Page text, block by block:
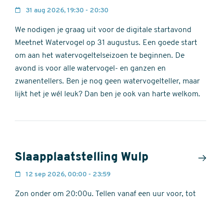
31 aug 2026, 19:30 - 20:30
We nodigen je graag uit voor de digitale startavond
Meetnet Watervogel op 31 augustus. Een goede start
om aan het watervogeltelseizoen te beginnen. De
avond is voor alle watervogel- en ganzen en
zwanentellers. Ben je nog geen watervogelteller, maar
lijkt het je wél leuk? Dan ben je ook van harte welkom.
Slaapplaatstelling Wulp
12 sep 2026, 00:00 - 23:59
Zon onder om 20:00u. Tellen vanaf een uur voor, tot